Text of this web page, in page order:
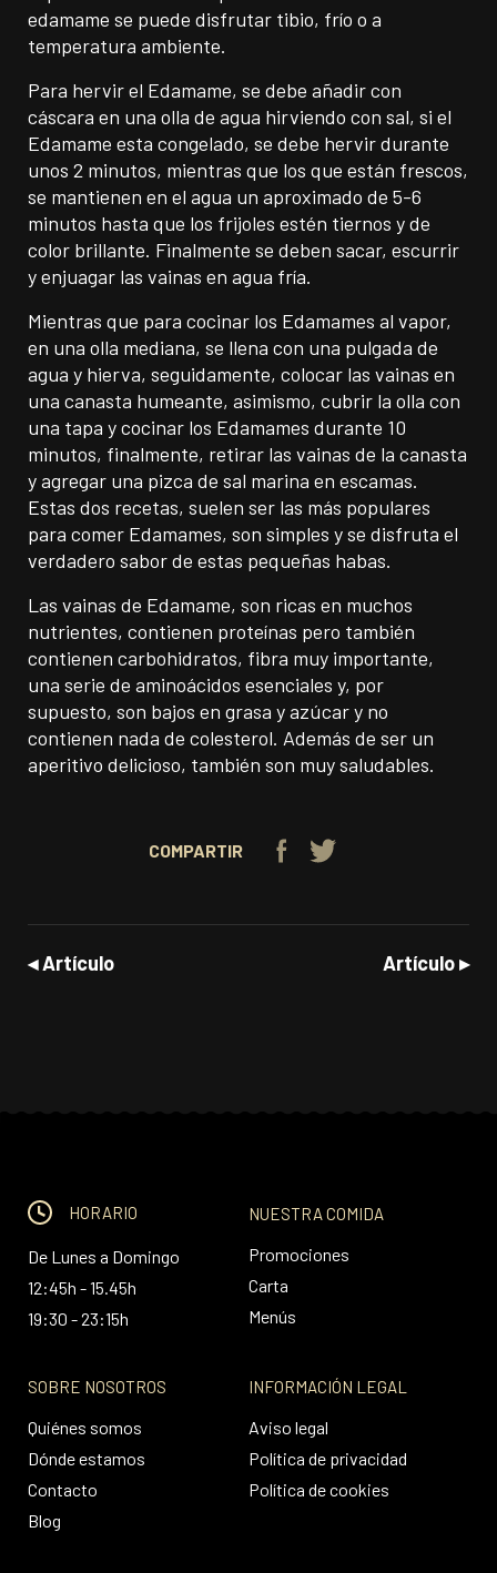
edamame se puede disfrutar tibio, frío o a
temperatura ambiente.
Para hervir el Edamame, se debe añadir con
cáscara en una olla de agua hirviendo con sal, si el
Edamame esta congelado, se debe hervir durante
unos 2 minutos, mientras que los que están frescos,
se mantienen en el agua un aproximado de 5-6
minutos hasta que los frijoles estén tiernos y de
color brillante. Finalmente se deben sacar, escurrir
y enjuagar las vainas en agua fría.
Mientras que para cocinar los Edamames al vapor,
en una olla mediana, se llena con una pulgada de
agua y hierva, seguidamente, colocar las vainas en
una canasta humeante, asimismo, cubrir la olla con
una tapa y cocinar los Edamames durante 10
minutos, finalmente, retirar las vainas de la canasta
y agregar una pizca de sal marina en escamas.
Estas dos recetas, suelen ser las más populares
para comer Edamames, son simples y se disfruta el
verdadero sabor de estas pequeñas habas.
Las vainas de Edamame, son ricas en muchos
nutrientes, contienen proteínas pero también
contienen carbohidratos, fibra muy importante,
una serie de aminoácidos esenciales y, por
supuesto, son bajos en grasa y azúcar y no
contienen nada de colesterol. Además de ser un
aperitivo delicioso, también son muy saludables.
COMPARTIR
◂ Artículo Artículo▸
HORARIO
De Lunes a Domingo
12:45h - 15.45h
19:30 - 23:15h
NUESTRA COMIDA
Promociones
Carta
Menús
SOBRE NOSOTROS
Quiénes somos
Dónde estamos
Contacto
Blog
INFORMACIÓN LEGAL
Aviso legal
Política de privacidad
Política de cookies